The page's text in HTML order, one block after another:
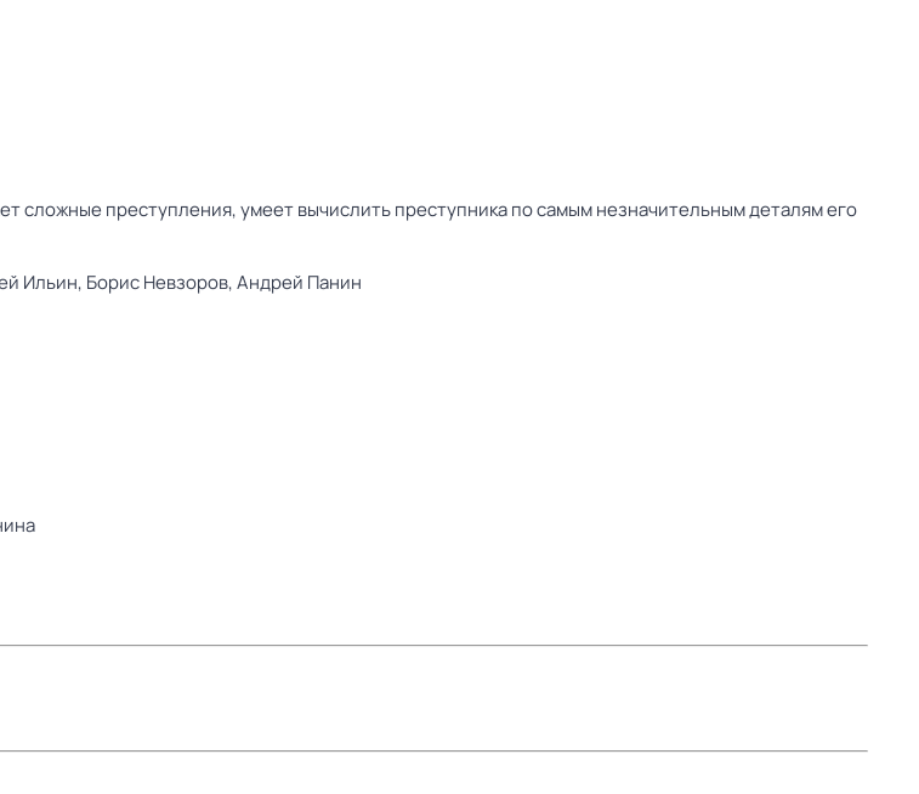
сложные преступления, умеет вычислить преступника по самым незначительным деталям его
Ильин, Борис Невзоров,Андрей Панин